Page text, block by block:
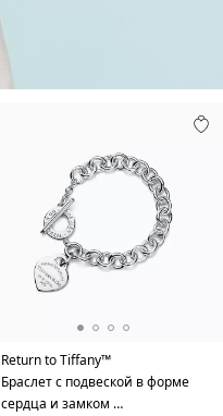
Return to Tiffany™
Браслет с подвеской в форме
сердца и замком …